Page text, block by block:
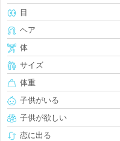
目
ヘア
体
サイズ
体重
子供がいる
子供が欲しい
恋に出る